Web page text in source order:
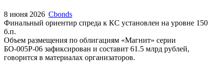
8 июня 2026 Cbonds
Финальный ориентир спреда к КС установлен на уровне 150
б.п.
Объем размещения по облигациям «Магнит» серии
БО-005Р-06 зафиксирован и составит 61.5 млрд рублей,
говорится в материалах организаторов.